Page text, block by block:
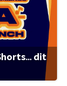
dit